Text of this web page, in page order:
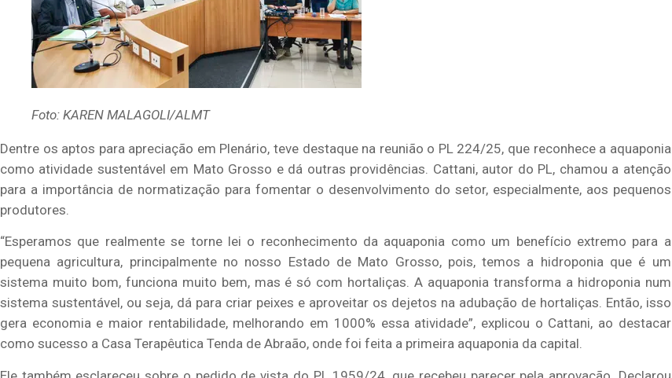
Foto: KAREN MALAGOLI/ALMT
Dentre os aptos para apreciação em Plenário, teve destaque na reunião o PL 224/25, que reconhece a aquaponia
como atividade sustentável em Mato Grosso e dá outras providências. Cattani, autor do PL, chamou a atenção
para a importância de normatização para fomentar o desenvolvimento do setor, especialmente, aos pequenos
produtores.
“Esperamos que realmente se torne lei o reconhecimento da aquaponia como um benefício extremo para a
pequena agricultura, principalmente no nosso Estado de Mato Grosso, pois, temos a hidroponia que é um
sistema muito bom, funciona muito bem, mas é só com hortaliças. A aquaponia transforma a hidroponia num
sistema sustentável, ou seja, dá para criar peixes e aproveitar os dejetos na adubação de hortaliças. Então, isso
gera economia e maior rentabilidade, melhorando em 1000% essa atividade”, explicou o Cattani, ao destacar
como sucesso a Casa Terapêutica Tenda de Abraão, onde foi feita a primeira aquaponia da capital.